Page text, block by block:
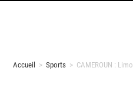
Accueil > Sports > CAMEROUN :